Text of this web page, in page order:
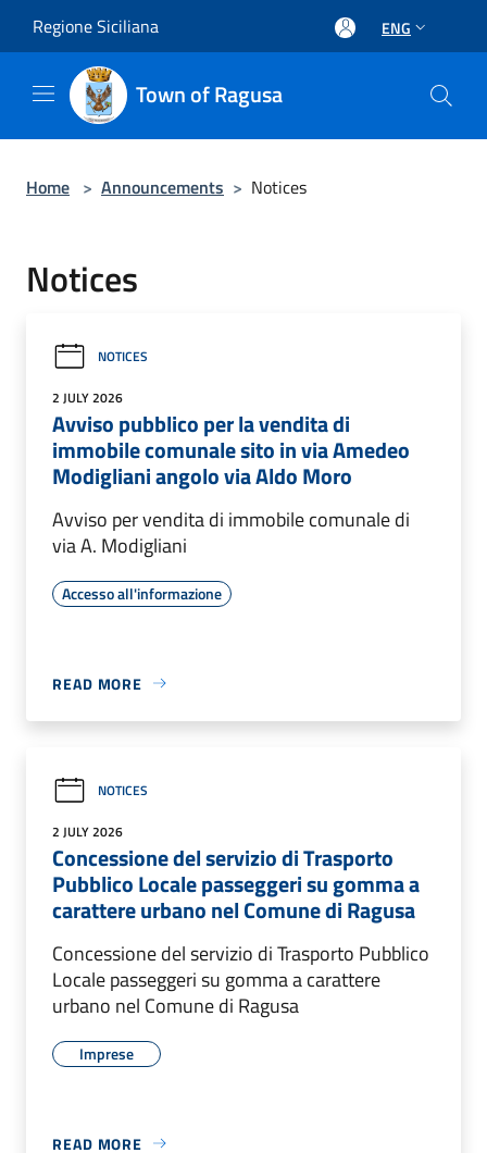
Regione Siciliana ENG
Town of Ragusa
Home > Announcements > Notices
Notices
NOTICES
2 JULY 2026
Avviso pubblico per la vendita di
immobile comunale sito in via Amedeo
Modigliani angolo via Aldo Moro
Avviso per vendita di immobile comunale di
via A. Modigliani
Accesso all'informazione
READ MORE
NOTICES
2 JULY 2026
Concessione del servizio di Trasporto
Pubblico Locale passeggeri su gomma a
carattere urbano nel Comune di Ragusa
Concessione del servizio di Trasporto Pubblico
Locale passeggeri su gomma a carattere
urbano nel Comune di Ragusa
Imprese
READ MORE